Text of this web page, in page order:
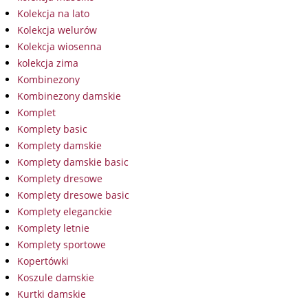
Kolekcja na lato
Kolekcja welurów
Kolekcja wiosenna
kolekcja zima
Kombinezony
Kombinezony damskie
Komplet
Komplety basic
Komplety damskie
Komplety damskie basic
Komplety dresowe
Komplety dresowe basic
Komplety eleganckie
Komplety letnie
Komplety sportowe
Kopertówki
Koszule damskie
Kurtki damskie